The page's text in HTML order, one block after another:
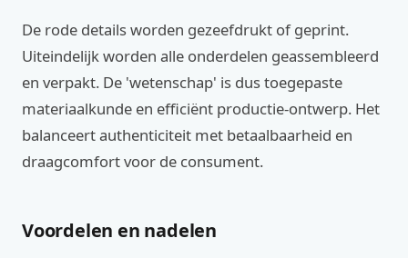
De rode details worden gezeefdrukt of geprint.
Uiteindelijk worden alle onderdelen geassembleerd
en verpakt. De 'wetenschap' is dus toegepaste
materiaalkunde en efficiënt productie-ontwerp. Het
balanceert authenticiteit met betaalbaarheid en
draagcomfort voor de consument.
Voordelen en nadelen